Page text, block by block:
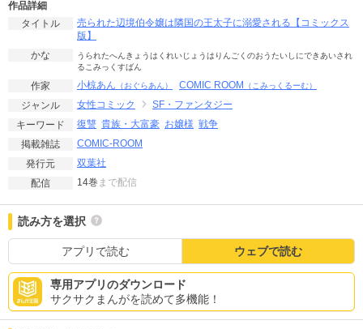
作品詳細
タイトル
売られた辺境伯令嬢は隣国の王太子に溺愛される【コミックス
版】
かな
うられたへんきょうはくれいじょうはりんごくのおうたいしにできあいされ
るこみっくすばん
作家 小椋あん （おぐらあん） COMIC ROOM （こみっくるーむ）
ジャンル 女性コミック
SF・ファンタジー
キーワード
復讐 貴族・大富豪 お嬢様 戦争
掲載雑誌
COMIC-ROOM
発行元
双葉社
配信
14巻 まで配信
読み方を選択
アプリで読む ウェブで読む
専用アプリのダウンロード
サクサクまんがを読めて多機能！